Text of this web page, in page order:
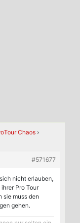
Chaos ›
#571677
nicht erlauben,
Pro Tour
sie muss den
gehen.